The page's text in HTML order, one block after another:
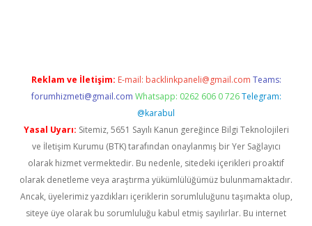
Reklam ve İletişim: E-mail: backlinkpaneli@gmail.com Teams:
forumhizmeti@gmail.com Whatsapp: 0262 606 0 726 Telegram:
@karabul
Yasal Uyarı: Sitemiz, 5651 Sayılı Kanun gereğince Bilgi Teknolojileri
ve İletişim Kurumu (BTK) tarafından onaylanmış bir Yer Sağlayıcı
olarak hizmet vermektedir. Bu nedenle, sitedeki içerikleri proaktif
olarak denetleme veya araştırma yükümlülüğümüz bulunmamaktadır.
Ancak, üyelerimiz yazdıkları içeriklerin sorumluluğunu taşımakta olup,
siteye üye olarak bu sorumluluğu kabul etmiş sayılırlar. Bu internet